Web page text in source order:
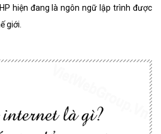
hiện đang là ngôn ngữ lập trình được
giới.